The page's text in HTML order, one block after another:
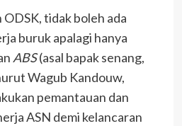
tidak boleh ada
buruk apalagi hanya
ABS(asal bapak senang,
Wagub Kandouw,
pemantauan dan
ASN demi kelancaran